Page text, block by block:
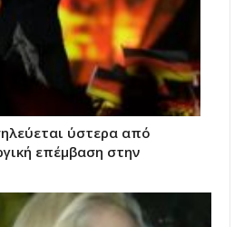
ύστερα από
επέμβαση στην